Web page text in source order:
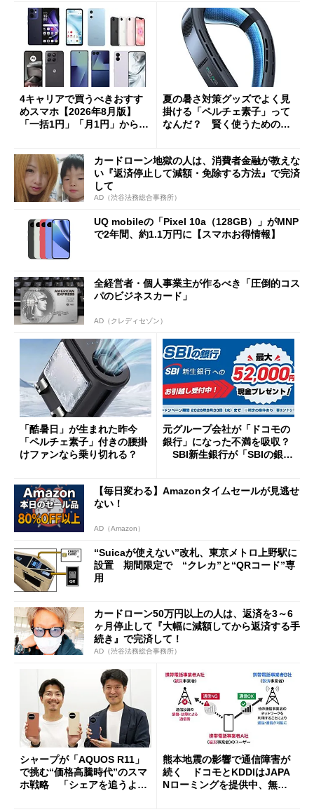
4キャリアで買うべきおすす
めスマホ【2026年8月版】
「一括1円」「月1円」からお
夏の暑さ対策グッズでよく見
掛ける「ペルチェ素子」って
なんだ？ 賢く使うための注
カードローン地獄の人は、消費者金融が教えな
い『返済停止して減額・免除する方法』で完済
して
AD（渋谷法務総合事務所）
UQ mobileの「Pixel 10a（128GB）」がMNP
で2年間、約1.1万円に【スマホお得情報】
全経営者・個人事業主が作るべき「圧倒的コス
パのビジネスカード」
AD（クレディセゾン）
「酷暑日」が生まれた昨今
「ペルチェ素子」付きの腰掛
けファンなら乗り切れる？
元グループ会社が「ドコモの
銀行」になった不満を吸収？
SBI新生銀行が「SBIの銀
開催
【毎日変わる】Amazonタイムセールが見逃せ
ない！
AD（Amazon）
“Suicaが使えない”改札、東京メトロ上野駅に
設置 期間限定で “クレカ”と“QRコード”専
用
カードローン50万円以上の人は、返済を3～6
ヶ月停止して『大幅に減額してから返済する手
続き』で完済して！
AD（渋谷法務総合事務所）
シャープが「AQUOS R11」
で挑む“価格高騰時代”のスマ
ホ戦略 「シェアを追うより
熊本地震の影響で通信障害が
続く ドコモとKDDIはJAPA
Nローミングを提供中、無料